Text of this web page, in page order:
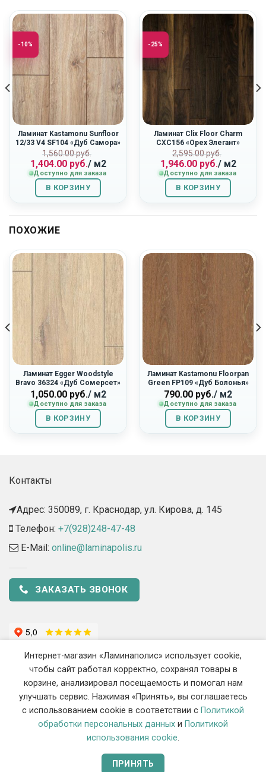
-10%
Ламинат Kastamonu Sunfloor
12/33 V4 SF104 «Дуб Самора»
1,560.00руб.
Первоначальная
цена
составляла
1,560.00
руб..
1,404.00руб.
Текущая
цена:
1,404.00
руб..
/ м2
Доступно для заказа
В КОРЗИНУ
-25%
Ламинат Clix Floor Charm
CXC156 «Орех Элегант»
2,595.00руб.
цена
составляла
2,595.00
руб..
1,946.00руб.
Текущая
цена:
1,946.00
руб..
/ м2
Доступно для заказа
В КОРЗИНУ
ПОХОЖИЕ
Ламинат Egger Woodstyle
Bravo 36324 «Дуб Сомерсет»
1,050.00руб./ м2
Доступно для заказа
В КОРЗИНУ
Ламинат Kastamonu Floorpan
Green FP109 «Дуб Болонья»
790.00 руб./ м2
Доступно для заказа
В КОРЗИНУ
Контакты
Адрес: 350089, г. Краснодар, ул. Кирова, д. 145​
Телефон: +7(928)248-47-48
E-Mail: online@laminapolis.ru
ЗАКАЗАТЬ ЗВОНОК
покрытий
070105792911
Интернет-магазин «Ламинаполис» использует cookie,
чтобы сайт работал корректно, сохранял товары в
корзине, анализировал посещаемость и помогал нам
улучшать сервис. Нажимая «Принять», вы соглашаетесь
с использованием cookie в соответствии с Политикой
обработки персональных данных и Политикой
использования cookie.
ПРИНЯТЬ